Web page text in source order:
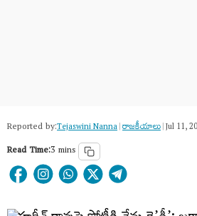
Reported by:Tejaswini Nanna|రాజకీయాలు|Jul 11,
Read Time:3 mins